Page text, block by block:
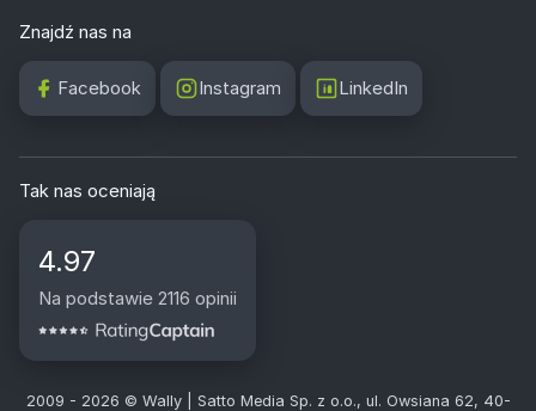
Znajdź nas na
Facebook Instagram LinkedIn
Tak nas oceniają
4.97
Na podstawie 2116 opinii
2009 - 2026 © Wally | Satto Media Sp. z o.o., ul. Owsiana 62, 40-